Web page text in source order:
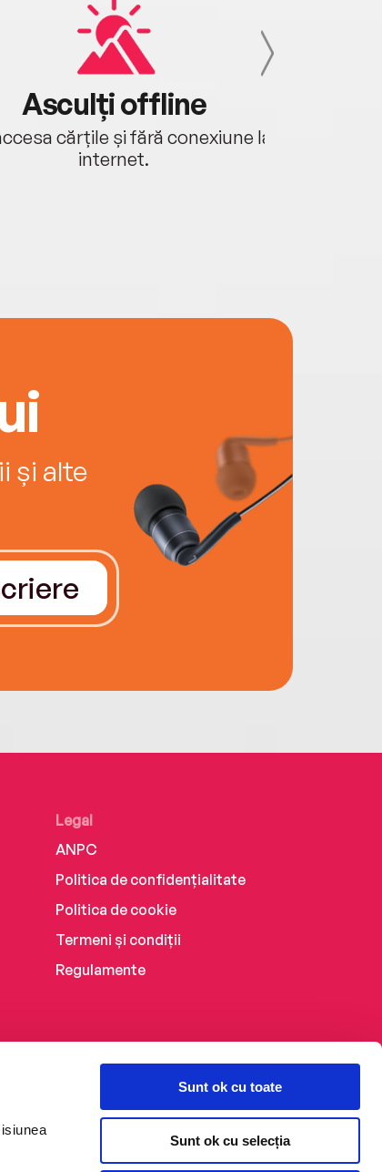
Sunt ok cu toate
Sunt ok cu selecția
Asculți offline
cărțile și fără conexiune la
internet.
și alte
Legal
ANPC
Politica de confidențialitate
Politica de cookie
Termeni și condiții
Regulamente